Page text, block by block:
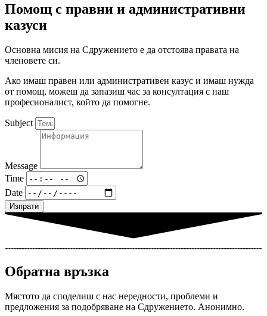
Помощ с правни и административни
казуси
Основна мисия на Сдружението е да отстоява правата на
членовете си.
Ако имаш правен или административен казус и имаш нужда
от помощ, можеш да запазиш час за консултация с наш
професионалист, който да помогне.
Subject
Message
Time
Date
Изпрати
Обратна връзка
Мястото да споделиш с нас нередности, проблеми и
предложения за подобряване на Сдружението. Анонимно.